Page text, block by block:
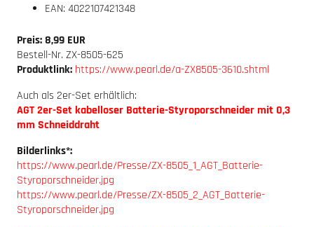
EAN: 4022107421348
Preis: 8,99 EUR
Bestell-Nr. ZX-8505-625
Produktlink: https://www.pearl.de/a-ZX8505-3610.shtml
Auch als 2er-Set erhältlich:
AGT 2er-Set kabelloser Batterie-Styroporschneider mit 0,3
mm Schneiddraht
Bilderlinks*:
https://www.pearl.de/Presse/ZX-8505_1_AGT_Batterie-
Styroporschneider.jpg
https://www.pearl.de/Presse/ZX-8505_2_AGT_Batterie-
Styroporschneider.jpg